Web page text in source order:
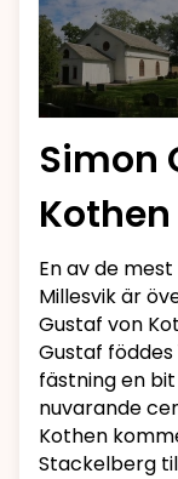
Simon
Kothen
En av de
Millesvik är
Gustaf von
Gustaf föddes
fästning en
nuvarande
Kothen
Stackelberg